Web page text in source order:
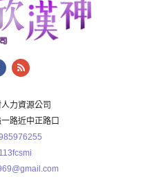
力資源公司
路近中正路口